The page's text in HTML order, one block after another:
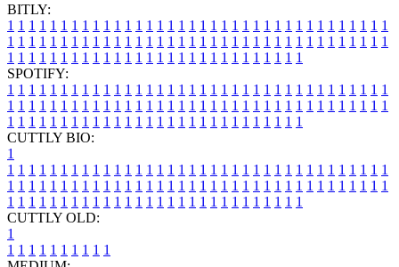
BITLY:
1 1 1 1 1 1 1 1 1 1 1 1 1 1 1 1 1 1 1 1 1 1 1 1 1 1 1 1 1 1 1 1 1 1 1 1
1 1 1 1 1 1 1 1 1 1 1 1 1 1 1 1 1 1 1 1 1 1 1 1 1 1 1 1 1 1 1 1 1 1 1 1
1 1 1 1 1 1 1 1 1 1 1 1 1 1 1 1 1 1 1 1 1 1 1 1 1 1 1 1
SPOTIFY:
1 1 1 1 1 1 1 1 1 1 1 1 1 1 1 1 1 1 1 1 1 1 1 1 1 1 1 1 1 1 1 1 1 1 1 1
1 1 1 1 1 1 1 1 1 1 1 1 1 1 1 1 1 1 1 1 1 1 1 1 1 1 1 1 1 1 1 1 1 1 1 1
1 1 1 1 1 1 1 1 1 1 1 1 1 1 1 1 1 1 1 1 1 1 1 1 1 1 1 1
CUTTLY BIO:
1
1 1 1 1 1 1 1 1 1 1 1 1 1 1 1 1 1 1 1 1 1 1 1 1 1 1 1 1 1 1 1 1 1 1 1 1
1 1 1 1 1 1 1 1 1 1 1 1 1 1 1 1 1 1 1 1 1 1 1 1 1 1 1 1 1 1 1 1 1 1 1 1
1 1 1 1 1 1 1 1 1 1 1 1 1 1 1 1 1 1 1 1 1 1 1 1 1 1 1 1
CUTTLY OLD:
1
1 1 1 1 1 1 1 1 1 1